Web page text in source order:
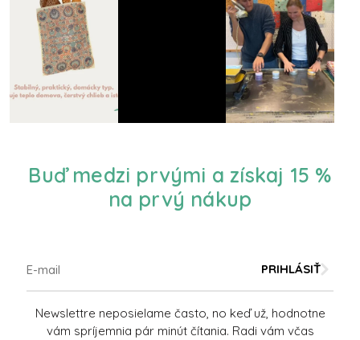
Buď medzi prvými a získaj 15 %
na prvý nákup
PRIHLÁSIŤ
Newslettre neposielame často, no keď už, hodnotne
vám spríjemnia pár minút čítania. Radi vám včas